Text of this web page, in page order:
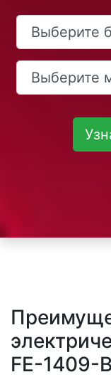
FE-1409-